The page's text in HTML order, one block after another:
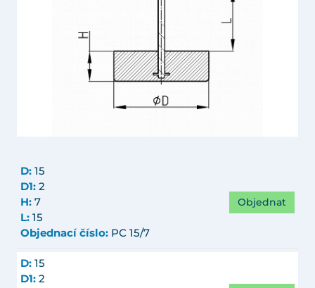
D: 15
D1: 2
H: 7
L: 15
Objednací číslo: PC 15/7
Objednat
D: 15
D1: 2